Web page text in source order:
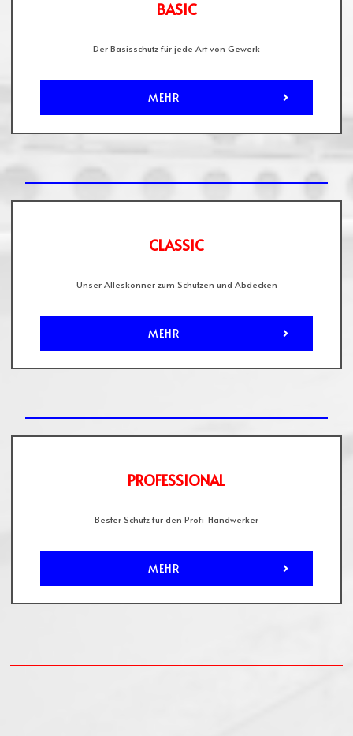
BASIC
Der Basisschutz für jede Art von Gewerk
MEHR
CLASSIC
Unser Alleskönner zum Schützen und Abdecken
MEHR
PROFESSIONAL
Bester Schutz für den Profi-Handwerker
MEHR